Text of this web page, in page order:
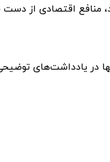
منافع اقتصادی از دست
در یادداشت‌های توضیحی